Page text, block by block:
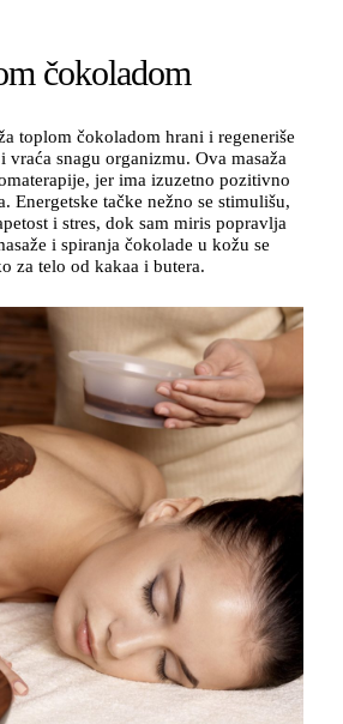
čokoladom
toplom čokoladom hrani i regeneriše
vraća snagu organizmu. Ova masaža
jer ima izuzetno pozitivno
Energetske tačke nežno se stimulišu,
i stres, dok sam miris popravlja
i spiranja čokolade u kožu se
za telo od kakaa i butera.